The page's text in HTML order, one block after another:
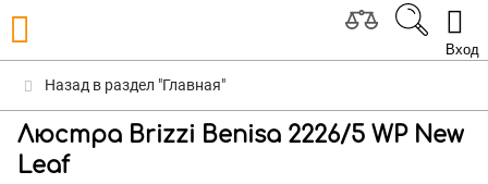
Вход
Назад в раздел "Главная"
Люстра Brizzi Benisa 2226/5 WP New
Leaf